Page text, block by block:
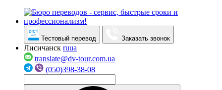
Тестовый перевод Заказать звонок
Лисичанск ruua
translate@dv-tour.com.ua
(050)398-38-08